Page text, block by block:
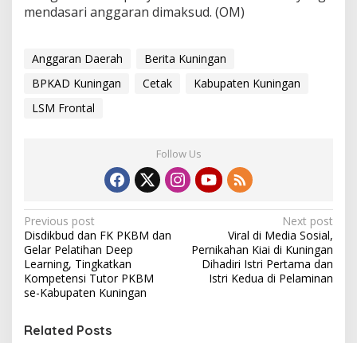
mendasari anggaran dimaksud. (OM)
Anggaran Daerah
Berita Kuningan
BPKAD Kuningan
Cetak
Kabupaten Kuningan
LSM Frontal
Follow Us
Post
navigation
Previous post
Disdikbud dan FK PKBM dan
Gelar Pelatihan Deep
Learning, Tingkatkan
Kompetensi Tutor PKBM
se-Kabupaten Kuningan
Next post
Viral di Media Sosial,
Pernikahan Kiai di Kuningan
Dihadiri Istri Pertama dan
Istri Kedua di Pelaminan
Related Posts